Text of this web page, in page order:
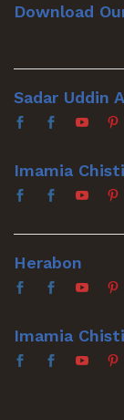
Download
Sadar Uddin
Imamia
Herabon
Imamia